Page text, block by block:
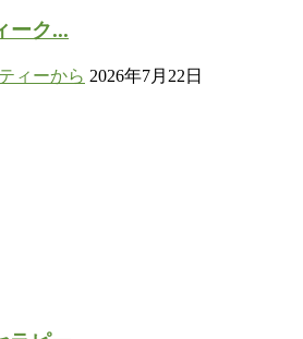
ーク...
ィーから 2026年7月22日